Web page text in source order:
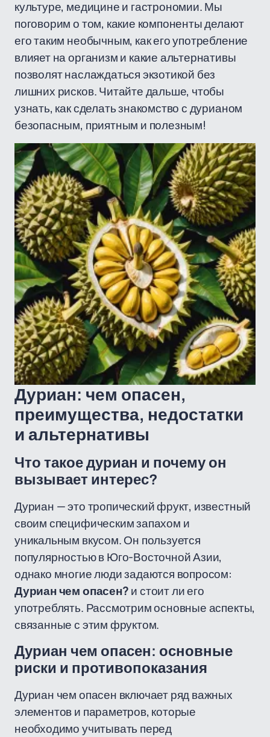
культуре, медицине и гастрономии. Мы
поговорим о том, какие компоненты делают
его таким необычным, как его употребление
влияет на организм и какие альтернативы
позволят наслаждаться экзотикой без
лишних рисков. Читайте дальше, чтобы
узнать, как сделать знакомство с дурианом
безопасным, приятным и полезным!
Дуриан: чем опасен,
преимущества, недостатки
и альтернативы
Что такое дуриан и почему он
вызывает интерес?
Дуриан — это тропический фрукт, известный
своим специфическим запахом и
уникальным вкусом. Он пользуется
популярностью в Юго-Восточной Азии,
однако многие люди задаются вопросом:
Дуриан чем опасен?и стоит ли его
употреблять. Рассмотрим основные аспекты,
связанные с этим фруктом.
Дуриан чем опасен: основные
риски и противопоказания
Дуриан чем опасен включает ряд важных
элементов и параметров, которые
необходимо учитывать перед